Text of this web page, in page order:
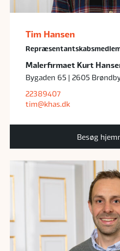
Tim Hansen
Malerfirmaet Kurt
Bygaden 65 | 2605
22389407
tim@khas.dk
Besøg